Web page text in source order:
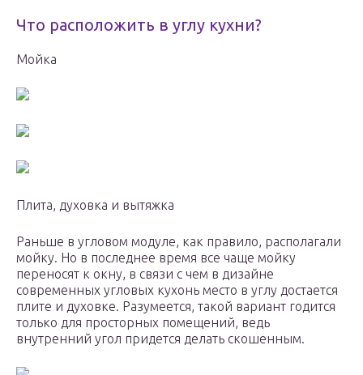
Что расположить в углу кухни?
Мойка
Плита, духовка и вытяжка
Раньше в угловом модуле, как правило, располагали
мойку. Но в последнее время все чаще мойку
переносят к окну, в связи с чем в дизайне
современных угловых кухонь место в углу достается
плите и духовке. Разумеется, такой вариант годится
только для просторных помещений, ведь
внутренний угол придется делать скошенным.